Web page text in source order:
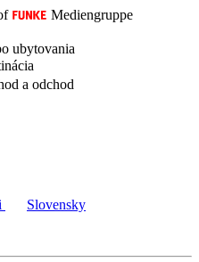
Mediengruppe
ubytovania
a odchod
Slovensky